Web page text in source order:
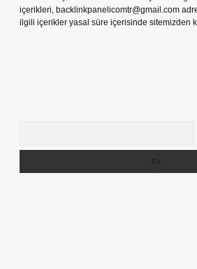
içerikleri, backlinkpanelicomtr@gmail.com
ilgili içerikler yasal süre içerisinde sitemizden